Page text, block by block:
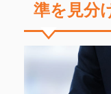
準を見分